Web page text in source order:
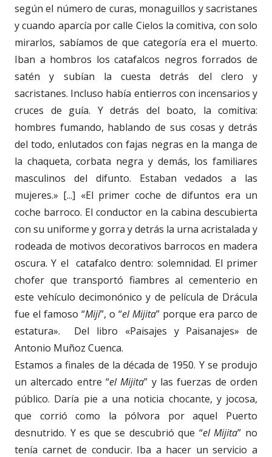
según el número de curas, monaguillos y sacristanes
y cuando aparcía por calle Cielos la comitiva, con solo
mirarlos, sabíamos de que categoría era el muerto.
Iban a hombros los catafalcos negros forrados de
satén y subían la cuesta detrás del clero y
sacristanes. Incluso había entierros con incensarios y
cruces de guía. Y detrás del boato, la comitiva:
hombres fumando, hablando de sus cosas y detrás
del todo, enlutados con fajas negras en la manga de
la chaqueta, corbata negra y demás, los familiares
masculinos del difunto. Estaban vedados a las
mujeres.» [...] «El primer coche de difuntos era un
coche barroco. El conductor en la cabina descubierta
con su uniforme y gorra y detrás la urna acristalada y
rodeada de motivos decorativos barrocos en madera
oscura. Y el catafalco dentro: solemnidad. El primer
chofer que transportó fiambres al cementerio en
este vehículo decimonónico y de película de Drácula
fue el famoso “Miji”, o “el Mijita” porque era parco de
estatura». Del libro «Paisajes y Paisanajes» de
Antonio Muñoz Cuenca.
Estamos a finales de la década de 1950. Y se produjo
un altercado entre “el Mijita” y las fuerzas de orden
público. Daría pie a una noticia chocante, y jocosa,
que corrió como la pólvora por aquel Puerto
desnutrido. Y es que se descubrió que “el Mijita” no
tenía carnet de conducir. Iba a hacer un servicio a